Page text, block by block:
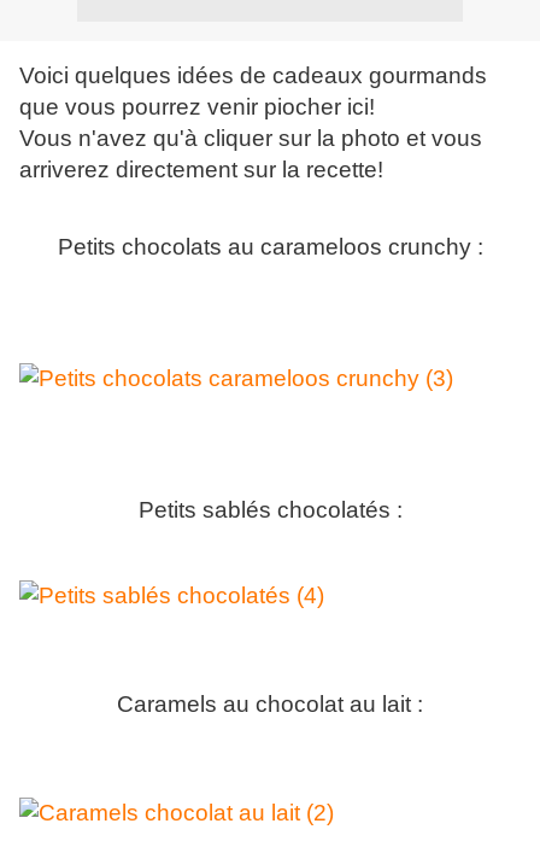
Voici quelques idées de cadeaux gourmands
que vous pourrez venir piocher ici!
Vous n'avez qu'à cliquer sur la photo et vous
arriverez directement sur la recette!
Petits chocolats au carameloos crunchy :
Petits sablés chocolatés :
Caramels au chocolat au lait :